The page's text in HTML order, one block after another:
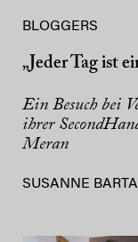
BLOGGERS
„Jeder Tag ist
Ein Besuch bei
ihrer
Meran
SUSANNE BARTA